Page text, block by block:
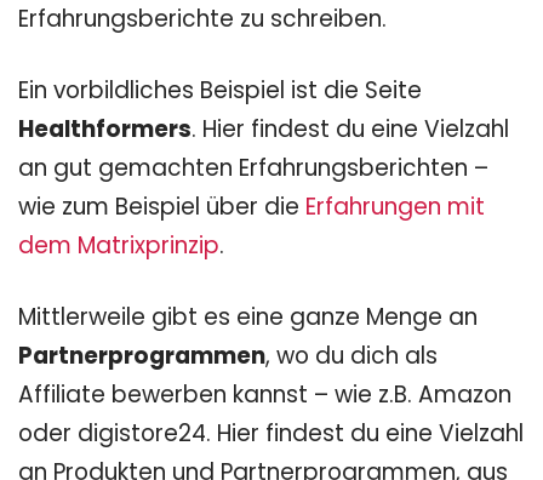
Erfahrungsberichte zu schreiben.
Ein vorbildliches Beispiel ist die Seite
Healthformers. Hier findest du eine Vielzahl
an gut gemachten Erfahrungsberichten –
wie zum Beispiel über die Erfahrungen mit
dem Matrixprinzip.
Mittlerweile gibt es eine ganze Menge an
Partnerprogrammen, wo du dich als
Affiliate bewerben kannst – wie z.B. Amazon
oder digistore24. Hier findest du eine Vielzahl
an Produkten und Partnerprogrammen, aus